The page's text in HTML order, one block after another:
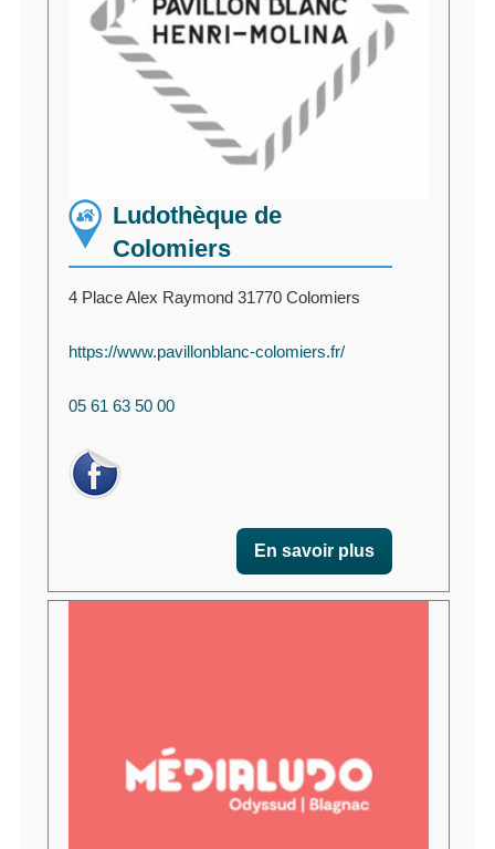
Ludothèque de
Colomiers
4 Place Alex Raymond 31770 Colomiers
https://www.pavillonblanc-colomiers.fr/
05 61 63 50 00
En savoir plus